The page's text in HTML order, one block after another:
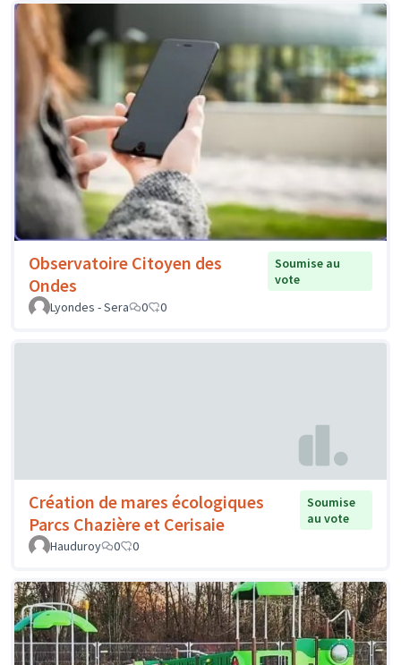
Observatoire Citoyen des
Ondes
Soumise au
vote
Lyondes - Sera
0 0
Création de mares écologiques
Parcs Chazière et Cerisaie
Soumise
au vote
Hauduroy
0 0